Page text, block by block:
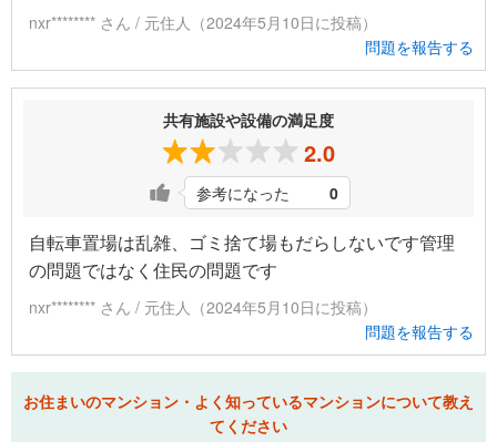
nxr******** さん / 元住人（2024年5月10日に投稿）
問題を報告する
共有施設や設備の満足度
2.0
参考になった 0
自転車置場は乱雑、ゴミ捨て場もだらしないです管理
の問題ではなく住民の問題です
nxr******** さん / 元住人（2024年5月10日に投稿）
問題を報告する
お住まいのマンション・よく知っているマンションについて教え
てください